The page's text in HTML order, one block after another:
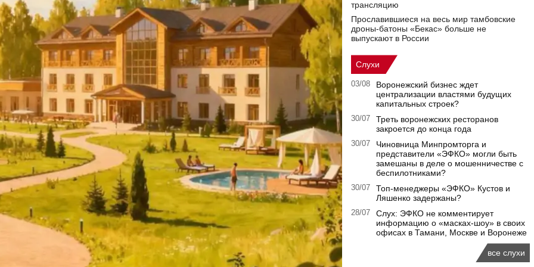
трансляцию
Прославившиеся на весь мир тамбовские
дроны-батоны «Бекас» больше не
выпускают в России
Слухи
03/08
Воронежский бизнес ждет
централизации властями будущих
капитальных строек?
30/07
Треть воронежских ресторанов
закроется до конца года
30/07
Чиновница Минпромторга и
представители «ЭФКО» могли быть
замешаны в деле о мошенничестве с
беспилотниками?
30/07
Топ-менеджеры «ЭФКО» Кустов и
Ляшенко задержаны?
28/07
Слух: ЭФКО не комментирует
информацию о «масках-шоу» в своих
офисах в Тамани, Москве и Воронеже
все слухи